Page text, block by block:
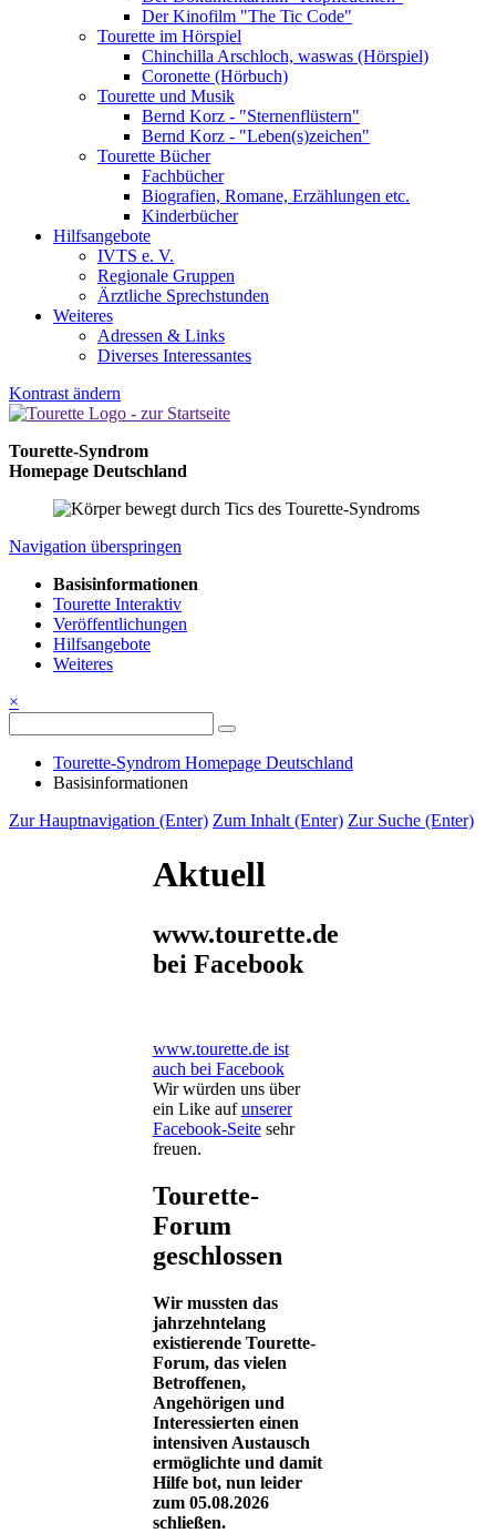
Der Kinofilm "The Tic Code"
Tourette im Hörspiel
Chinchilla Arschloch, waswas (Hörspiel)
Coronette (Hörbuch)
Tourette und Musik
Bernd Korz - "Sternenflüstern"
Bernd Korz - "Leben(s)zeichen"
Tourette Bücher
Fachbücher
Biografien, Romane, Erzählungen etc.
Kinderbücher
Hilfsangebote
IVTS e. V.
Regionale Gruppen
Ärztliche Sprechstunden
Weiteres
Adressen & Links
Diverses Interessantes
Kontrast ändern
Tourette-Syndrom
Homepage Deutschland
Navigation überspringen
Basisinformationen
Tourette Interaktiv
Veröffentlichungen
Hilfsangebote
Weiteres
×
Tourette-Syndrom Homepage Deutschland
Basisinformationen
Zur Hauptnavigation (Enter) Zum Inhalt (Enter) Zur Suche (Enter)
Aktuell
www.tourette.de
bei Facebook
www.tourette.de ist
auch bei Facebook
Wir würden uns über
ein Like aufunserer
Facebook-Seitesehr
freuen.
Tourette-
Forum
geschlossen
Wir mussten das
jahrzehntelang
existierende Tourette-
Forum, das vielen
Betroffenen,
Angehörigen und
Interessierten einen
intensiven Austausch
ermöglichte und damit
Hilfe bot, nun leider
zum 05.08.2026
schließen.